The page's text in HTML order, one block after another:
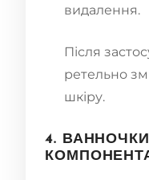
видалення.
Після
ретельно
шкіру.
4.